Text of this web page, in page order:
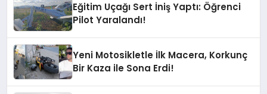
Eğitim Uçağı Sert İniş Yaptı: Öğrenci
Pilot Yaralandı!
Yeni Motosikletle İlk Macera, Korkunç
Bir Kaza ile Sona Erdi!